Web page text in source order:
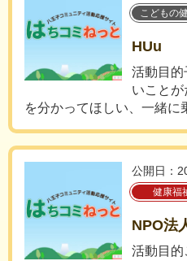
こどもの
HUu
活動目的
いこと
を分かってほしい、一緒に
公開日：
健康福
NPO法
活動目的